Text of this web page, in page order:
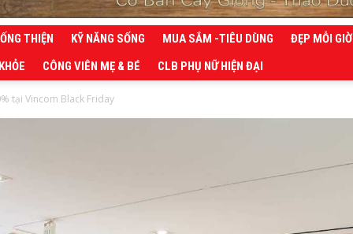
THIỆN KỸ NĂNG SỐNG MUA SẮM -TIÊU DÙNG
ĐẸP MỖI GIỜ
CÔNG VIÊN MẸ & BÉ CLB PHỤ NỮ HIỆN ĐẠI
tại Vincom Black Friday